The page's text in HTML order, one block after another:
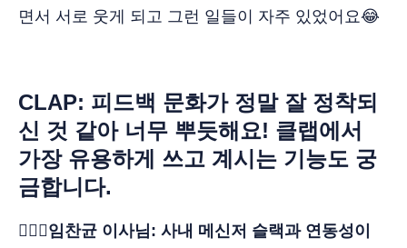
면서 서로 웃게 되고 그런 일들이 자주 있었어요😂
CLAP: 피드백 문화가 정말 잘 정착되
신 것 같아 너무 뿌듯해요! 클랩에서
가장 유용하게 쓰고 계시는 기능도 궁
금합니다.
🙋🏻‍♂️임찬균 이사님: 사내 메신저 슬랙과 연동성이